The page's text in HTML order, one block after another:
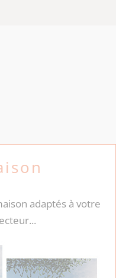
adaptés à votre